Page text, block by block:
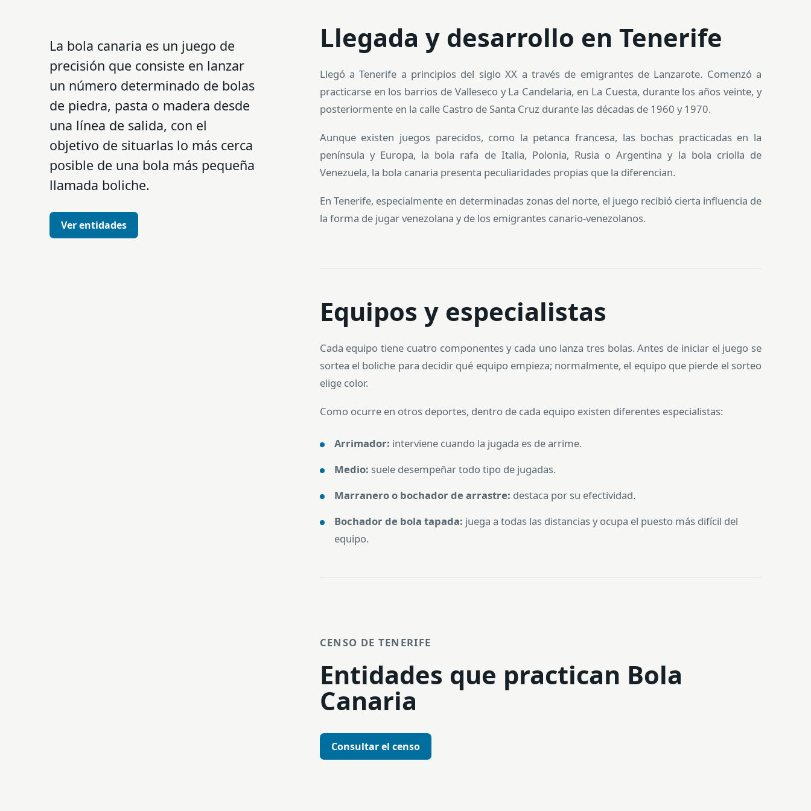
La bola canaria es un juego de
precisión que consiste en lanzar
un número determinado de bolas
de piedra, pasta o madera desde
una línea de salida, con el
objetivo de situarlas lo más cerca
posible de una bola más pequeña
llamada boliche.
Ver entidades
Llegada y desarrollo en Tenerife
Llegó a Tenerife a principios del siglo XX a través de emigrantes de Lanzarote. Comenzó a
practicarse en los barrios de Valleseco y La Candelaria, en La Cuesta, durante los años veinte, y
posteriormente en la calle Castro de Santa Cruz durante las décadas de 1960 y 1970.
Aunque existen juegos parecidos, como la petanca francesa, las bochas practicadas en la
península y Europa, la bola rafa de Italia, Polonia, Rusia o Argentina y la bola criolla de
Venezuela, la bola canaria presenta peculiaridades propias que la diferencian.
En Tenerife, especialmente en determinadas zonas del norte, el juego recibió cierta influencia de
la forma de jugar venezolana y de los emigrantes canario-venezolanos.
Equipos y especialistas
Cada equipo tiene cuatro componentes y cada uno lanza tres bolas. Antes de iniciar el juego se
sortea el boliche para decidir qué equipo empieza; normalmente, el equipo que pierde el sorteo
elige color.
Como ocurre en otros deportes, dentro de cada equipo existen diferentes especialistas:
Arrimador: interviene cuando la jugada es de arrime.
Medio: suele desempeñar todo tipo de jugadas.
Marranero o bochador de arrastre: destaca por su efectividad.
Bochador de bola tapada: juega a todas las distancias y ocupa el puesto más difícil del
equipo.
CENSO DE TENERIFE
Entidades que practican Bola
Canaria
Consultar el censo